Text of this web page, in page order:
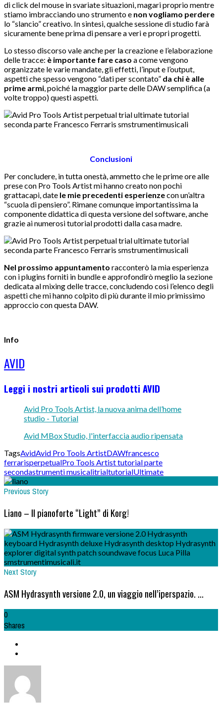
di click del mouse in svariate situazioni, magari proprio mentre
stiamo imbracciando uno strumento e non vogliamo perdere
lo “slancio” creativo. In sintesi, qualche sessione di studio farà
sicuramente bene prima di pensare a veri e propri progetti.
Lo stesso discorso vale anche per la creazione e l’elaborazione
delle tracce: è importante fare caso a come vengono
organizzate le varie mandate, gli effetti, l’input e l’output,
aspetti che spesso vengono “dati per scontato” da chi è alle
prime armi, poiché la maggior parte delle DAW semplifica (a
volte troppo) questi aspetti.
Conclusioni
Per concludere, in tutta onestà, ammetto che le prime ore alle
prese con Pro Tools Artist mi hanno creato non pochi
grattacapi, date le mie precedenti esperienzecon un’altra
“scuola di pensiero”. Rimane comunque importantissima la
componente didattica di questa versione del software, anche
grazie ai numerosi tutorial prodotti dalla casa madre.
Nel prossimo appuntamento racconterò la mia esperienza
con i plugins forniti in bundle e approfondirò meglio la sezione
dedicata al mixing delle tracce, concludendo così l’elenco degli
aspetti che mi hanno colpito di più durante il mio primissimo
approccio con questa DAW.
Info
AVID
Leggi i nostri articoli sui prodotti AVID
Avid Pro Tools Artist, la nuova anima dell’home
studio - Tutorial
Avid MBox Studio, l'interfaccia audio ripensata
TagsAvidAvid Pro Tools ArtistDAWfrancesco
ferrarisperpetualPro Tools Artist tutorial parte
secondastrumenti musicalitrialtutorialUltimate
Previous Story
Liano – Il pianoforte “Light” di Korg!
Next Story
ASM Hydrasynth versione 2.0, un viaggio nell’iperspazio. ...
0
Shares